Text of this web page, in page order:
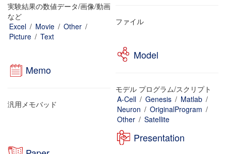
実験結果の数値データ/画像/動画
など
Excel / Movie / Other /
Picture / Text
ファイル
Memo
汎用メモバッド
Model
モデル プログラム/スクリプト
A-Cell / Genesis / Matlab /
Neuron / OriginalProgram /
Other / Satellite
Presentation